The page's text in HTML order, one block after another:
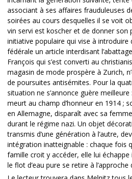
associant à ses affaires frauduleuses
soirées au cours desquelles il se voit
vin servi est koscher et de donner son
initiative populaire qui vise à introduire
fédérale un article interdisant
François qui s’est converti au
magasin de mode prospère à Zurich,
de poursuites antisémites. Pour la
situation ne s’annonce guère meilleure
meurt au champ d’honneur en 1914 ;
en Allemagne, disparaît avec sa
durant le régime nazi. Un objet
transmis d’une génération à l’autre,
intégration inatteignable : chaque fois
famille croit y accéder, elle lui
le flot d’eau pure se retire à